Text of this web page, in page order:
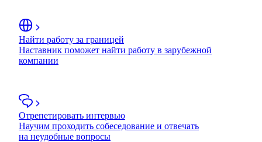
Найти работу за границей
Наставник поможет найти работу в зарубежной
компании
Отрепетировать интервью
Научим проходить собеседование и отвечать
на неудобные вопросы